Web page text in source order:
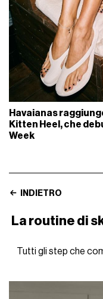
Havaianas
Kitten Heel, che
Week
INDIETRO
La routine di
Tutti gli step che